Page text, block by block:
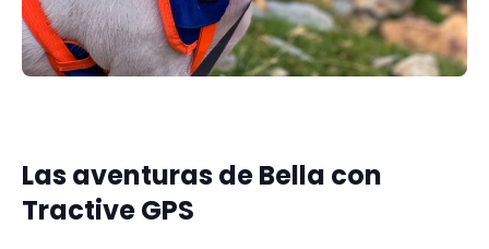
Las aventuras de Bella con
Tractive GPS